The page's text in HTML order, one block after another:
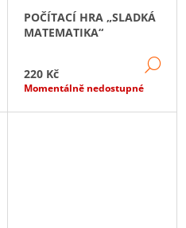
KOŠÍKU
POČÍTACÍ HRA „SLADKÁ
MATEMATIKA“
220 Kč
Momentálně nedostupné